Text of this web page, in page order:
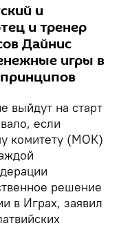
и
и тренер
Дайнис
игры в
выйдут на старт
если
комитету (МОК)
решение
в Играх, заявил